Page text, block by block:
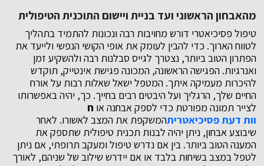
מהאבחון הראשוני ועד בניית ויישום התוכנית הטיפולית
טיפול פסיכיאטרי דורש מחויבות רבה ונכונות להתמיד בתהליך
לטווח הארוך. כדי להבין לעומק את אופי הקושי הנפשי ולייעד את
הפתרון הטוב ביותר, נצטרך לגייס סבלנות רבה ולהשקיע זמן
ואנרגיות. הפגישה הראשונה, המכונה פגישת אינטייק, תוקדש
להיכרות מעמיקה איתך. המטפל ישאל שאלות רבות על אורח
החיים שלך, הרגליך ועל היבטים רבים בחייך. כך, יהיה באפשרותו
לצייר תמונה מפורטת כדי לספק אבחנה או ח
וות דעת פסיכיאטריתהמשקפת את המצב לאשורו. לאחר
שיבוצע אבחון, ניתן יהיה לבנות תכנית טיפולית שתספק את
המענה הטוב ביותר. בין אם נדרש טיפול ומעקב תרופתי, אם ניתן
לטפל במצב בשיחות בלבד או אם יידרש שילוב של שניהם, לאורך